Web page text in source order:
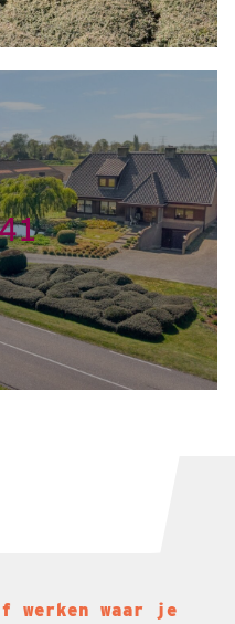
werken waar je